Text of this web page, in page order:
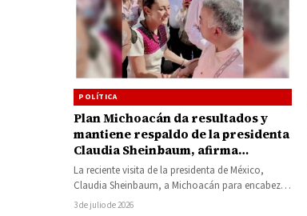
POLÍTICA
Plan Michoacán da resultados y
mantiene respaldo de la presidenta
Claudia Sheinbaum, afirma
dirigente estatal de Morena
La reciente visita de la presidenta de México,
Claudia Sheinbaum, a Michoacán para encabezar
la Mañanera del Pueblo y presentar…
3 de julio de 2026